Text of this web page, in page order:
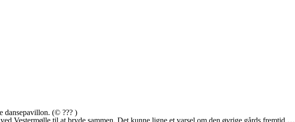
dansepavillon. (© ??? )
Vestermølle til at bryde sammen. Det kunne ligne et varsel om den øvrige gårds fremtid …